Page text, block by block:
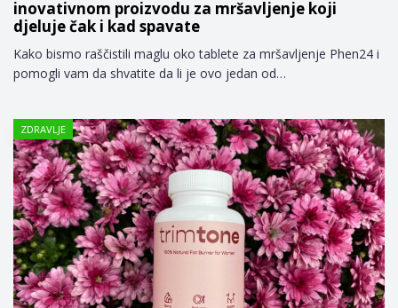
inovativnom proizvodu za mršavljenje koji
djeluje čak i kad spavate
Kako bismo raščistili maglu oko tablete za mršavljenje Phen24 i
pomogli vam da shvatite da li je ovo jedan od…
ZDRAVLJE